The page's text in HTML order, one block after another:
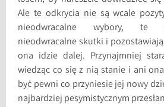
Ale te odkrycia nie są wcale
nieodwracalne wybory, te
nieodwracalne skutki i
ona idzie dalej. Przynajmniej
wiedząc co się z nią stanie i ani
być pewni co przyniesie jej nowy
najbardziej pesymistycznym